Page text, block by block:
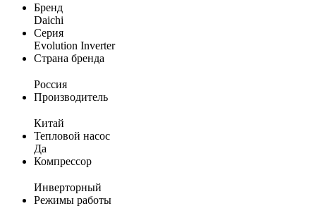
Бренд
Daichi
Серия
Evolution Inverter
Страна бренда
Россия
Производитель
Китай
Тепловой насос
Да
Компрессор
Инверторный
Режимы работы